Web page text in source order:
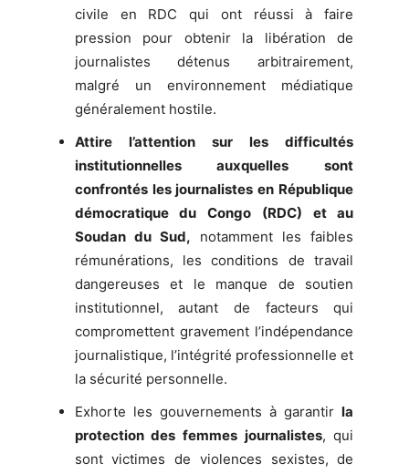
civile en RDC qui ont réussi à faire
pression pour obtenir la libération de
journalistes détenus arbitrairement,
malgré un environnement médiatique
généralement hostile.
Attire l’attention sur les difficultés
institutionnelles auxquelles sont
confrontés les journalistes en République
démocratique du Congo (RDC) et au
Soudan du Sud, notamment les faibles
rémunérations, les conditions de travail
dangereuses et le manque de soutien
institutionnel, autant de facteurs qui
compromettent gravement l’indépendance
journalistique, l’intégrité professionnelle et
la sécurité personnelle.
Exhorte les gouvernements à garantirla
protection des femmes journalistes, qui
sont victimes de violences sexistes, de